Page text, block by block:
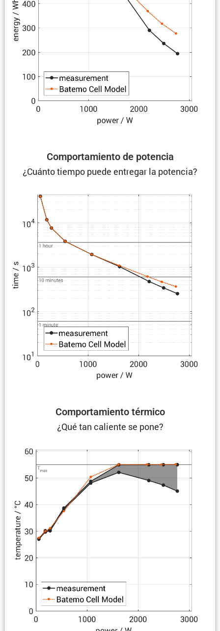
Compor­ta­miento de potencia
¿Cuánto tiempo puede entregar la potencia?
Compor­ta­miento térmico
¿Qué tan caliente se pone?